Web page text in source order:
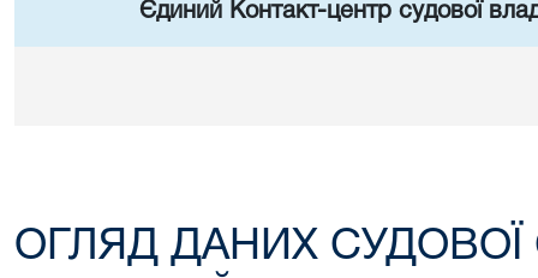
Єдиний Контакт-центр судової
ОГЛЯД ДАНИХ